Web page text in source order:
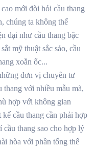
mới đòi hỏi cầu thang
chúng ta không thể
đại như cầu thang bậc
mỹ thuật sắc sảo, cầu
xoắn ốc...
đơn vị chuyên tư
thang với nhiều mẫu mã,
hợp với không gian
cầu thang cần phải hợp
thang sao cho hợp lý
hòa với phần tổng thể